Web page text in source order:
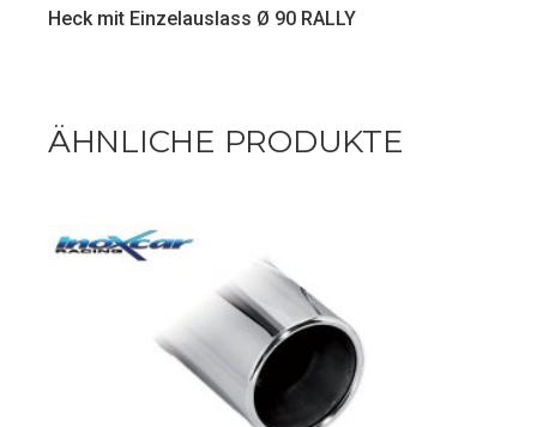
Heck mit Einzelauslass Ø 90 RALLY
ÄHNLICHE PRODUKTE